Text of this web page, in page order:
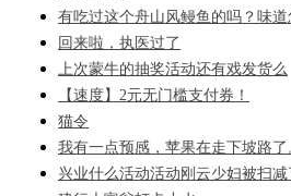
有吃过这个舟山风鳗鱼的吗？味道
回来啦，执医过了
上次蒙牛的抽奖活动还有戏发货么
【速度】2元无门槛支付券！
猫令
我有一点预感，苹果在走下坡路了
兴业什么活动活动刚云少妇被扫